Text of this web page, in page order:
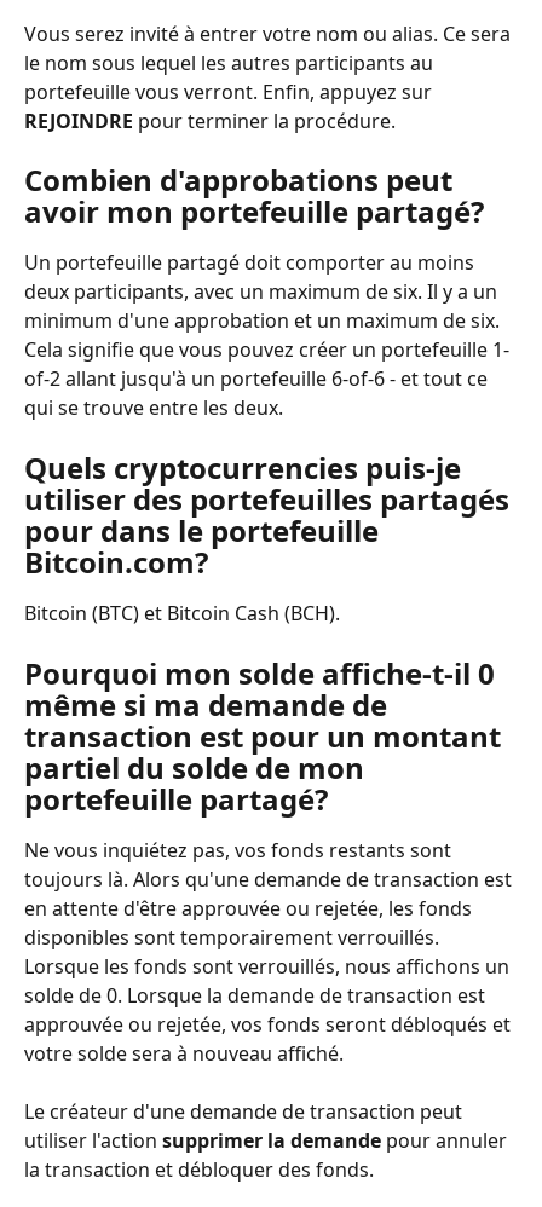
Vous serez invité à entrer votre nom ou alias. Ce sera
le nom sous lequel les autres participants au
portefeuille vous verront. Enfin, appuyez sur
REJOINDRE pour terminer la procédure.
Combien d'approbations peut
avoir mon portefeuille partagé?
Un portefeuille partagé doit comporter au moins
deux participants, avec un maximum de six. Il y a un
minimum d'une approbation et un maximum de six.
Cela signifie que vous pouvez créer un portefeuille 1-
of-2 allant jusqu'à un portefeuille 6-of-6 - et tout ce
qui se trouve entre les deux.
Quels cryptocurrencies puis-je
utiliser des portefeuilles partagés
pour dans le portefeuille
Bitcoin.com?
Bitcoin (BTC) et Bitcoin Cash (BCH).
Pourquoi mon solde affiche-t-il 0
même si ma demande de
transaction est pour un montant
partiel du solde de mon
portefeuille partagé?
Ne vous inquiétez pas, vos fonds restants sont
toujours là. Alors qu'une demande de transaction est
en attente d'être approuvée ou rejetée, les fonds
disponibles sont temporairement verrouillés.
Lorsque les fonds sont verrouillés, nous affichons un
solde de 0. Lorsque la demande de transaction est
approuvée ou rejetée, vos fonds seront débloqués et
votre solde sera à nouveau affiché.
Le créateur d'une demande de transaction peut
utiliser l'action supprimer la demande pour annuler
la transaction et débloquer des fonds.